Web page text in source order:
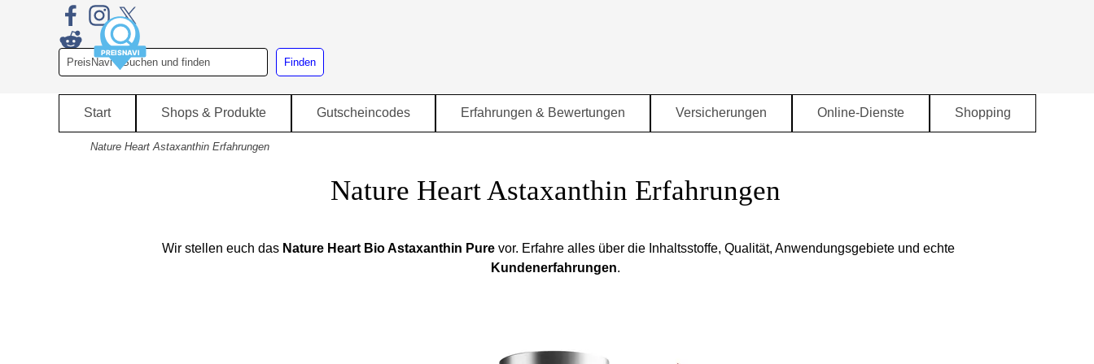
Direkt zum Seiteninhalt
Finden
Start
Shops & Produkte Gutscheincodes ▼Erfahrungen & Bewertungen ▼
Versicherungen ▼Online-Dienste Shopping
Nature Heart Astaxanthin Erfahrungen
Nature Heart Astaxanthin Erfahrungen
Wir stellen euch das Nature Heart Bio Astaxanthin Pure vor. Erfahre alles über die Inhaltsstoffe, Qualität, Anwendungsgebiete und echte
Kundenerfahrungen.